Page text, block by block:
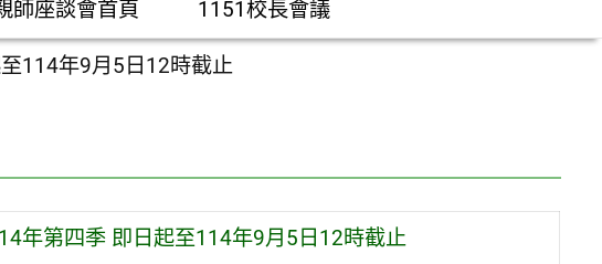
師座談會首頁 1151校長會議
114年9月5日12時截止
年第四季 即日起至114年9月5日12時截止